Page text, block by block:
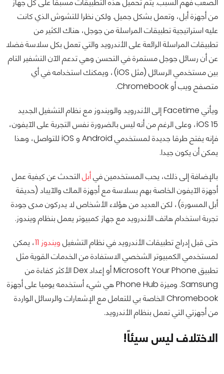
من أجهزة أبل، وتعمل بشكل جميل. ولكن نظرا للتشوش الذي كانت
عليه استراتيجية تطبيقات المراسلة من جوجل، هناك الكثير من
تطبيقات المراسلة الرائعة على الأندرويد والتي تعمل بكل سلاسة فضلا
عن أن رسائل جوجل مستمرة في التحسن وهي تدعم الآن التشفير التام
بين مستخدمي الرسائل (مثل iOS)، ويمكنك استخدامه في أي
متصفح ويب أو Chromebook.
ويأتي Facetime إلى الأندرويد والويندوز مع نظام التشغيل الجديد
iOS 15، وعلى الرغم من أنه ليس بالضرورة نفس التجربة على الآيفون،
فإنه يفتح طرقا جديدة لمستخدمي Android و iOS للتواصل، وهذا
يمكن أن يكون جيدا.
بالإضافة إلى ذلك، يحب المستخدمين فيأبلالتحدث عن كيفية عمل
أجهزة الآيفون الخاصة بهم بسلاسة مع أجهزة الماك والآيباد (حديقة
أبل المسورة)، لكن العديد من هؤلاء الأشخاص لا يدركون مدى جودة
تجربة استخدام هاتف الأندرويد مع جهاز كمبيوتر يعمل بنظام ويندوز.
حتى قبل إدراج تطبيقات الأندرويد في نظام التشغيل ويندوز 11
، يمكن
لمستخدمي الكمبيوتر الشخصي الاستفادة من الخدمات القوية مثل
تطبيق Microsoft Your Phone أو إعداد Dex الأكثر كفاءة من
Samsung. وميزة Phone Hub هي شيء أستخدمه يوميا على أجهزة
Chromebook الخاصة بي للتعامل مع الإشعارات والرسائل الواردة
من أجهزتي التي تعمل بنظام الأندرويد.
الاختلاف ليس سيئاً!